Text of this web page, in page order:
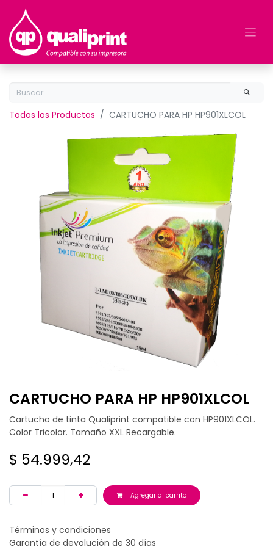
Todos los Productos CARTUCHO PARA HP HP901XLCOL
CARTUCHO PARA HP HP901XLCOL
Cartucho de tinta Qualiprint compatible con HP901XLCOL.
Color Tricolor. Tamaño XXL Recargable.
$ 54.999,42
Agregar al carrito
Términos y condiciones
Garantía de devolución de 30 días